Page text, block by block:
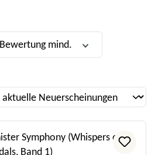
Bewertung mind.